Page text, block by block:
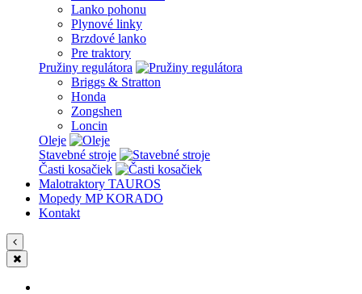
Lanko pohonu
Plynové linky
Brzdové lanko
Pre traktory
Pružiny regulátora
Briggs & Stratton
Honda
Zongshen
Loncin
Oleje
Stavebné stroje
Časti kosačiek
Malotraktory TAUROS
Mopedy MP KORADO
Kontakt